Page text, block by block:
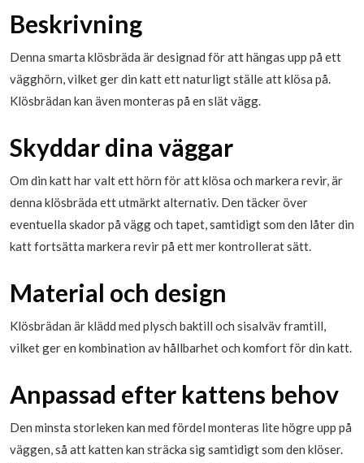
Beskrivning
Denna smarta klösbräda är designad för att hängas upp på ett
vägghörn, vilket ger din katt ett naturligt ställe att klösa på.
Klösbrädan kan även monteras på en slät vägg.
Skyddar dina väggar
Om din katt har valt ett hörn för att klösa och markera revir, är
denna klösbräda ett utmärkt alternativ. Den täcker över
eventuella skador på vägg och tapet, samtidigt som den låter din
katt fortsätta markera revir på ett mer kontrollerat sätt.
Material och design
Klösbrädan är klädd med plysch baktill och sisalväv framtill,
vilket ger en kombination av hållbarhet och komfort för din katt.
Anpassad efter kattens behov
Den minsta storleken kan med fördel monteras lite högre upp på
väggen, så att katten kan sträcka sig samtidigt som den klöser.